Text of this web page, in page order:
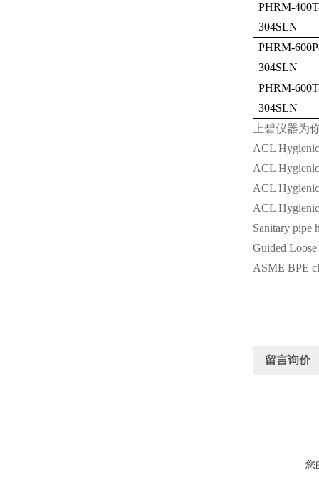
PHRM-
304SLN
PHRM-
304SLN
PHRM-
304SLN
上碧仪器为
ACL
ACL
ACL
ACL
Sanitary pipe
Guided
ASME BPE
留言询价
您